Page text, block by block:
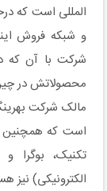
شرکت با آن که
محصولاتش در
است که همچنین
تکنیک،